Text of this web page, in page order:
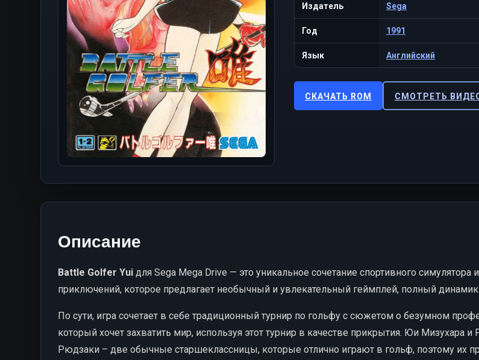
Издатель Sega
Год 1991
Язык Английский
СКАЧАТЬ ROM СМОТРЕТЬ
Описание
Battle Golfer Yui для Sega Mega Drive — это уникальное сочетание спортивного симулятора и
приключений, которое предлагает необычный и увлекательный геймплей, полный
По сути, игра сочетает в себе традиционный турнир по гольфу с сюжетом о безумном
который хочет захватить мир, используя этот турнир в качестве прикрытия. Юи Мизухара и
Рюдзаки – две обычные старшеклассницы, которые отлично играют в гольф, поэтому их